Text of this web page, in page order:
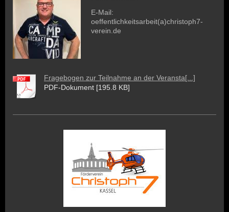
E-Mail:
oeffentlichkeitsarbeit(a)christoph7-
verein.de
Fragebogen zur Teilnahme an der Veransta[...]
PDF-Dokument [195.8 KB]